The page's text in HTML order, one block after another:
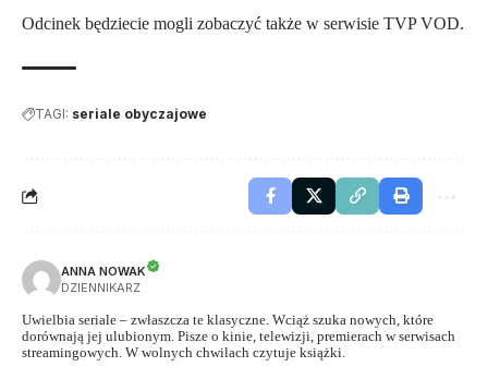
Odcinek będziecie mogli zobaczyć także w serwisie TVP VOD.
TAGI: seriale obyczajowe
ANNA NOWAK
DZIENNIKARZ
Uwielbia seriale – zwłaszcza te klasyczne. Wciąż szuka nowych, które
dorównają jej ulubionym. Pisze o kinie, telewizji, premierach w serwisach
streamingowych. W wolnych chwilach czytuje książki.